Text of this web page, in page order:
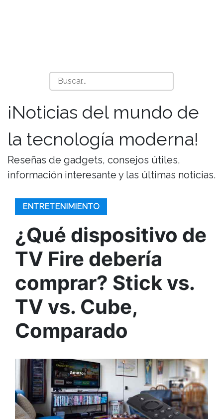
¡Noticias del mundo de
la tecnología moderna!
Reseñas de gadgets, consejos útiles,
información interesante y las últimas noticias.
ENTRETENIMIENTO
¿Qué dispositivo de
TV Fire debería
comprar? Stick vs.
TV vs. Cube,
Comparado